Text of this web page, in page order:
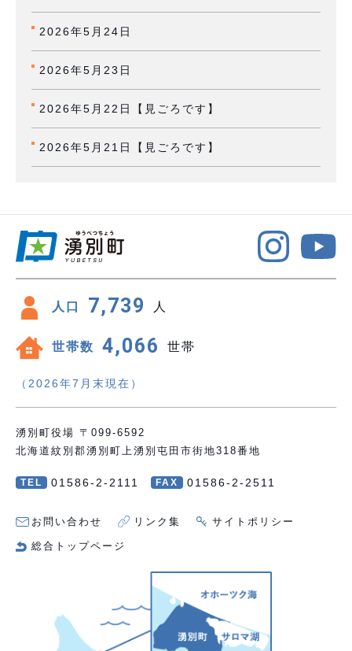
2026年5月24日
2026年5月23日
2026年5月22日【見ごろです】
2026年5月21日【見ごろです】
人口 7,739 人
世帯数 4,066 世帯
（2026年7月末現在）
湧別町役場 〒099-6592
北海道紋別郡湧別町上湧別屯田市街地318番地
TEL 01586-2-2111 FAX 01586-2-2511
お問い合わせ リンク集 サイトポリシー
総合トップページ